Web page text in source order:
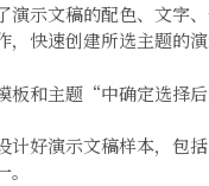
示文稿的配色、文字
快速创建所选主题的
和主题“中确定选择后
好演示文稿样本，包